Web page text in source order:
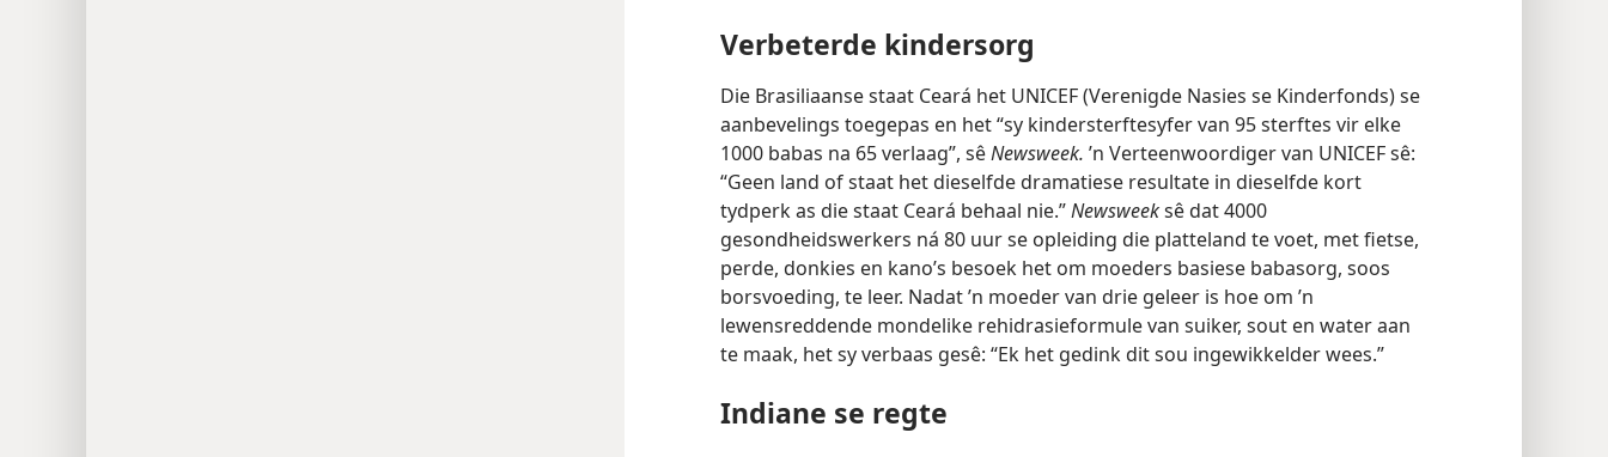
Verbeterde kindersorg
Die Brasiliaanse staat Ceará het UNICEF (Verenigde Nasies se Kinderfonds) se
aanbevelings toegepas en het “sy kindersterftesyfer van 95 sterftes vir elke
1000 babas na 65 verlaag”, sêNewsweek. ’n Verteenwoordiger van UNICEF sê:
“Geen land of staat het dieselfde dramatiese resultate in dieselfde kort
tydperk as die staat Ceará behaal nie.”Newsweeksê dat 4000
gesondheidswerkers ná 80 uur se opleiding die platteland te voet, met fietse,
perde, donkies en kano’s besoek het om moeders basiese babasorg, soos
borsvoeding, te leer. Nadat ’n moeder van drie geleer is hoe om ’n
lewensreddende mondelike rehidrasieformule van suiker, sout en water aan
te maak, het sy verbaas gesê: “Ek het gedink dit sou ingewikkelder wees.”
Indiane se regte